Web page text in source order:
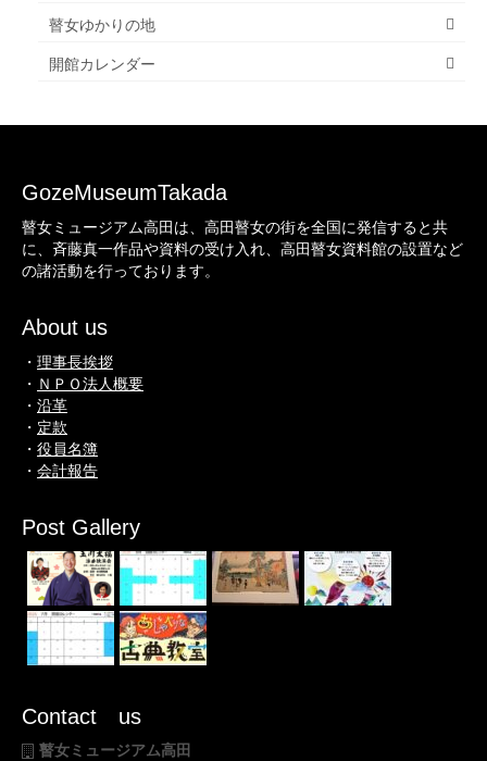
瞽女ゆかりの地
開館カレンダー
GozeMuseumTakada
瞽女ミュージアム高田は、高田瞽女の街を全国に発信すると共
に、斉藤真一作品や資料の受け入れ、高田瞽女資料館の設置など
の諸活動を行っております。
About us
・ 理事長挨拶
・ ＮＰＯ法人概要
・ 沿革
・ 定款
・ 役員名簿
・ 会計報告
Post Gallery
Contact us
瞽女ミュージアム高田